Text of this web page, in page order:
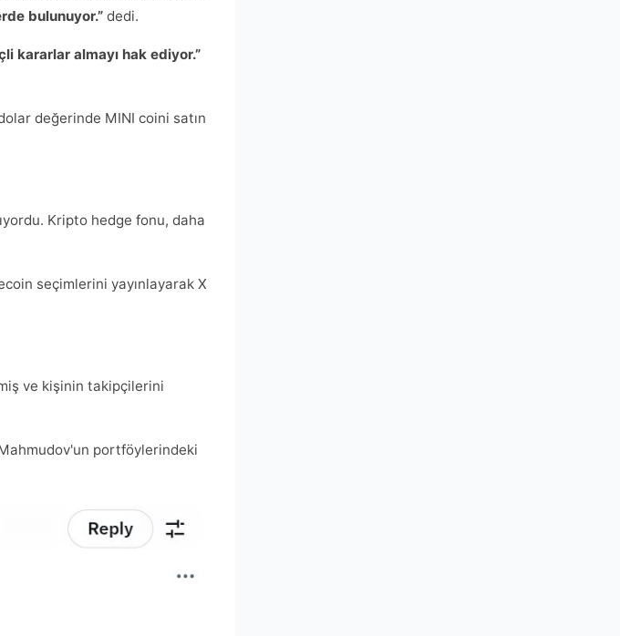
bulunuyor.” dedi.
kararlar almayı hak ediyor.”
değerinde MINI coini satın
Kripto hedge fonu, daha
seçimlerini yayınlayarak X
ve kişinin takipçilerini
Mahmudov'un portföylerindeki